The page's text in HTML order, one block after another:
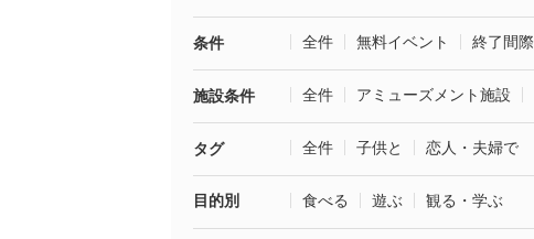
条件 全件 無料イベント 終了間際
施設条件 全件 アミューズメント施設
タグ 全件 子供と 恋人・夫婦で
目的別 食べる 遊ぶ 観る・学ぶ